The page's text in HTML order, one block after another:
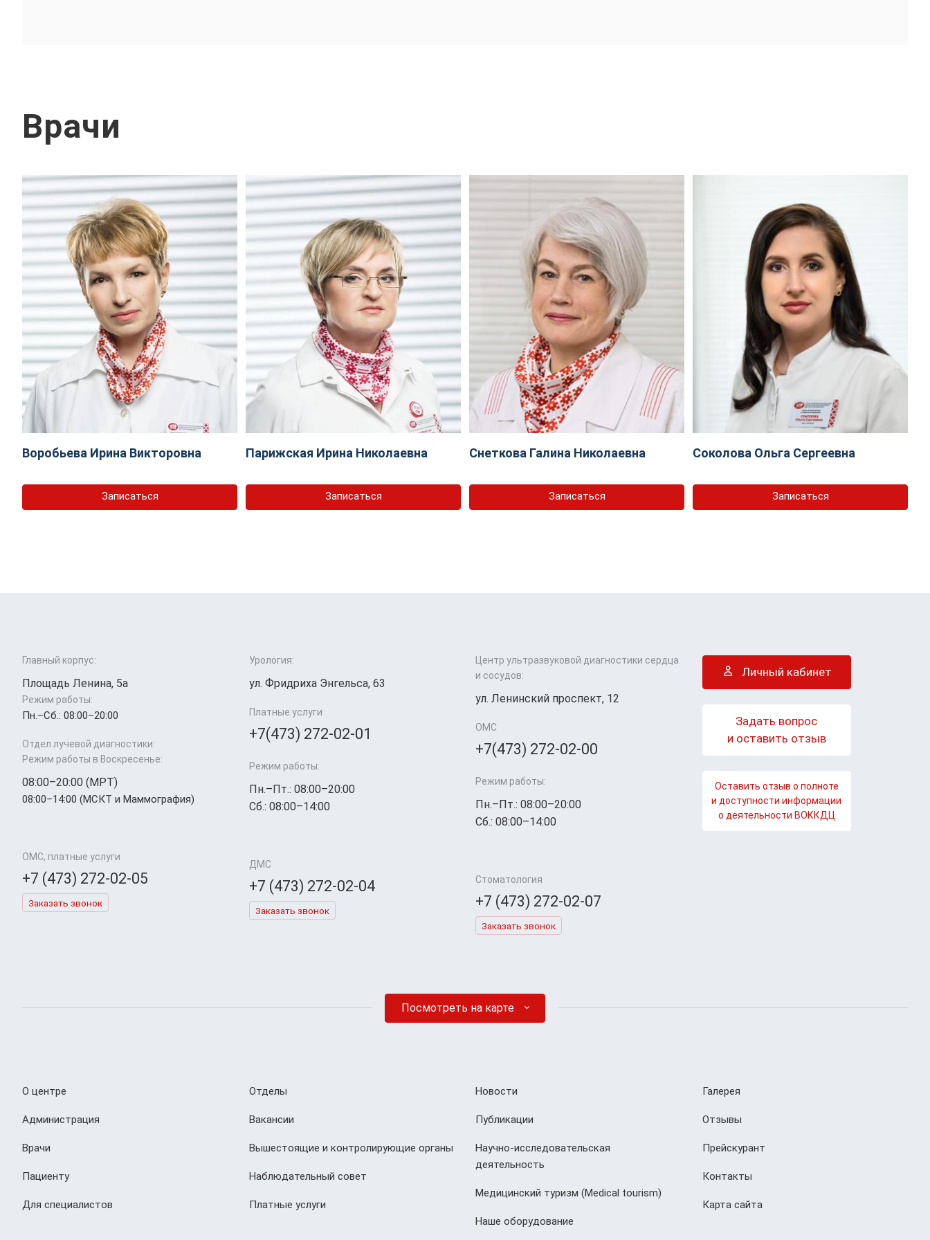
Врачи
Воробьева Ирина Викторовна
Записаться
Парижская Ирина Николаевна
Записаться
Снеткова Галина Николаевна
Записаться
Соколова Ольга Сергеевна
Записаться
Главный корпус:
Площадь Ленина, 5а
Режим работы:
Пн.–Cб.: 08:00–20:00
Отдел лучевой диагностики:
Режим работы в Воскресенье:
08:00–20:00 (МРТ)
08:00–14:00 (МСКТ и Маммография)
ОМС, платные услуги
+7 (473) 272-02-05
Заказать звонок
Урология:
ул. Фридриха Энгельса, 63
Платные услуги
+7(473) 272-02-01
Режим работы:
Пн.–Пт.: 08:00–20:00
Сб.: 08:00–14:00
ДМС
+7 (473) 272-02-04
Заказать звонок
Центр ультразвуковой диагностики сердца
и сосудов:
ул. Ленинский проспект, 12
ОМС
+7(473) 272-02-00
Режим работы:
Пн.–Пт.: 08:00–20:00
Сб.: 08:00–14:00
Стоматология
+7 (473) 272-02-07
Заказать звонок
Личный кабинет
Задать вопрос
и оставить отзыв
Оставить отзыв о полноте
и доступности информации
о деятельности ВОККДЦ
Посмотреть на карте
О центре
Администрация
Врачи
Пациенту
Для специалистов
Отделы
Вакансии
Вышестоящие и контролирующие органы
Наблюдательный совет
Платные услуги
Новости
Публикации
Научно-исследовательская
деятельность
Медицинский туризм (Мedical tourism)
Наше оборудование
Галерея
Отзывы
Прейскурант
Контакты
Карта сайта